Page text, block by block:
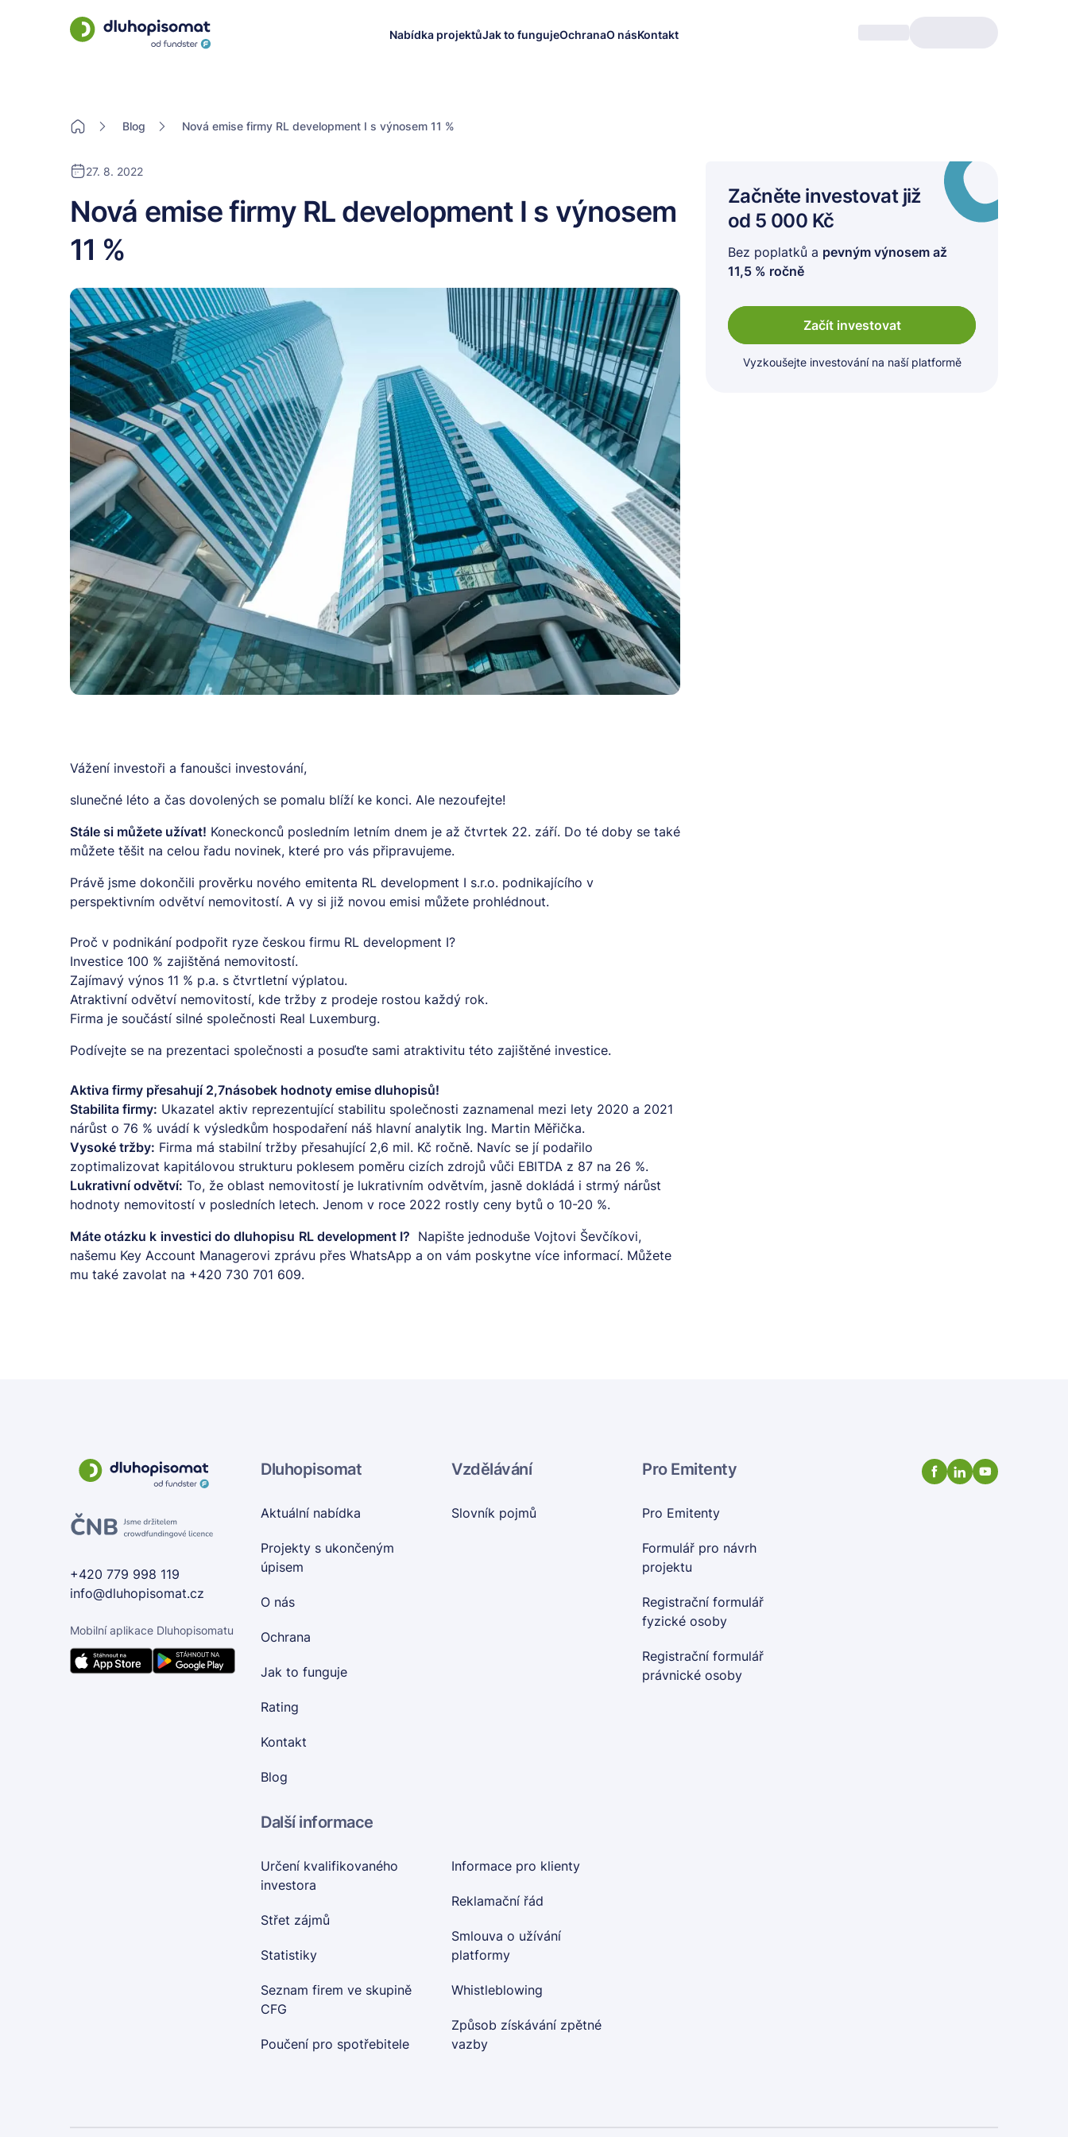
Nabídka projektůJak to fungujeOchranaO násKontakt
Blog Nová emise firmy RL development I s výnosem 11 %
27. 8. 2022
Nová emise firmy RL development I s výnosem
11 %
Začněte investovat již
od 5 000 Kč
Bez poplatků a pevným výnosem až
11,5 % ročně
Začít investovat
Vyzkoušejte investování na naší platformě
Vážení investoři a fanoušci investování,
slunečné léto a čas dovolených se pomalu blíží ke konci. Ale nezoufejte!
Stále si můžete užívat! Koneckonců posledním letním dnem je až čtvrtek 22. září. Do té doby se také
můžete těšit na celou řadu novinek, které pro vás připravujeme.
Právě jsme dokončili prověrku nového emitenta RL development I s.r.o. podnikajícího v
perspektivním odvětví nemovitostí. A vy si již novou emisi můžete prohlédnout.
Proč v podnikání podpořit ryze českou firmu RL development I?
Investice 100 % zajištěná nemovitostí.
Zajímavý výnos 11 % p.a. s čtvrtletní výplatou.
Atraktivní odvětví nemovitostí, kde tržby z prodeje rostou každý rok.
Firma je součástí silné společnosti Real Luxemburg.
Podívejte se na prezentaci společnosti a posuďte sami atraktivitu této zajištěné investice.
Aktiva firmy přesahují 2,7násobek hodnoty emise dluhopisů!
Stabilita firmy: Ukazatel aktiv reprezentující stabilitu společnosti zaznamenal mezi lety 2020 a 2021
nárůst o 76 % uvádí k výsledkům hospodaření náš hlavní analytik Ing. Martin Měřička.
Vysoké tržby: Firma má stabilní tržby přesahující 2,6 mil. Kč ročně. Navíc se jí podařilo
zoptimalizovat kapitálovou strukturu poklesem poměru cizích zdrojů vůči EBITDA z 87 na 26 %.
Lukrativní odvětví: To, že oblast nemovitostí je lukrativním odvětvím, jasně dokládá i strmý nárůst
hodnoty nemovitostí v posledních letech. Jenom v roce 2022 rostly ceny bytů o 10-20 %.
Máte otázku k investici do dluhopisu RL development I? Napište jednoduše Vojtovi Ševčíkovi,
našemu Key Account Managerovi zprávu přes WhatsApp a on vám poskytne více informací. Můžete
mu také zavolat na +420 730 701 609.
+420 779 998 119
info@dluhopisomat.cz
Mobilní aplikace Dluhopisomatu
Dluhopisomat
Aktuální nabídka
Projekty s ukončeným
úpisem
O nás
Ochrana
Jak to funguje
Rating
Kontakt
Blog
Vzdělávání
Slovník pojmů
Pro Emitenty
Pro Emitenty
Formulář pro návrh
projektu
Registrační formulář
fyzické osoby
Registrační formulář
právnické osoby
Další informace
Určení kvalifikovaného
investora
Střet zájmů
Statistiky
Seznam firem ve skupině
CFG
Poučení pro spotřebitele
Informace pro klienty
Reklamační řád
Smlouva o užívání
platformy
Whistleblowing
Způsob získávání zpětné
vazby